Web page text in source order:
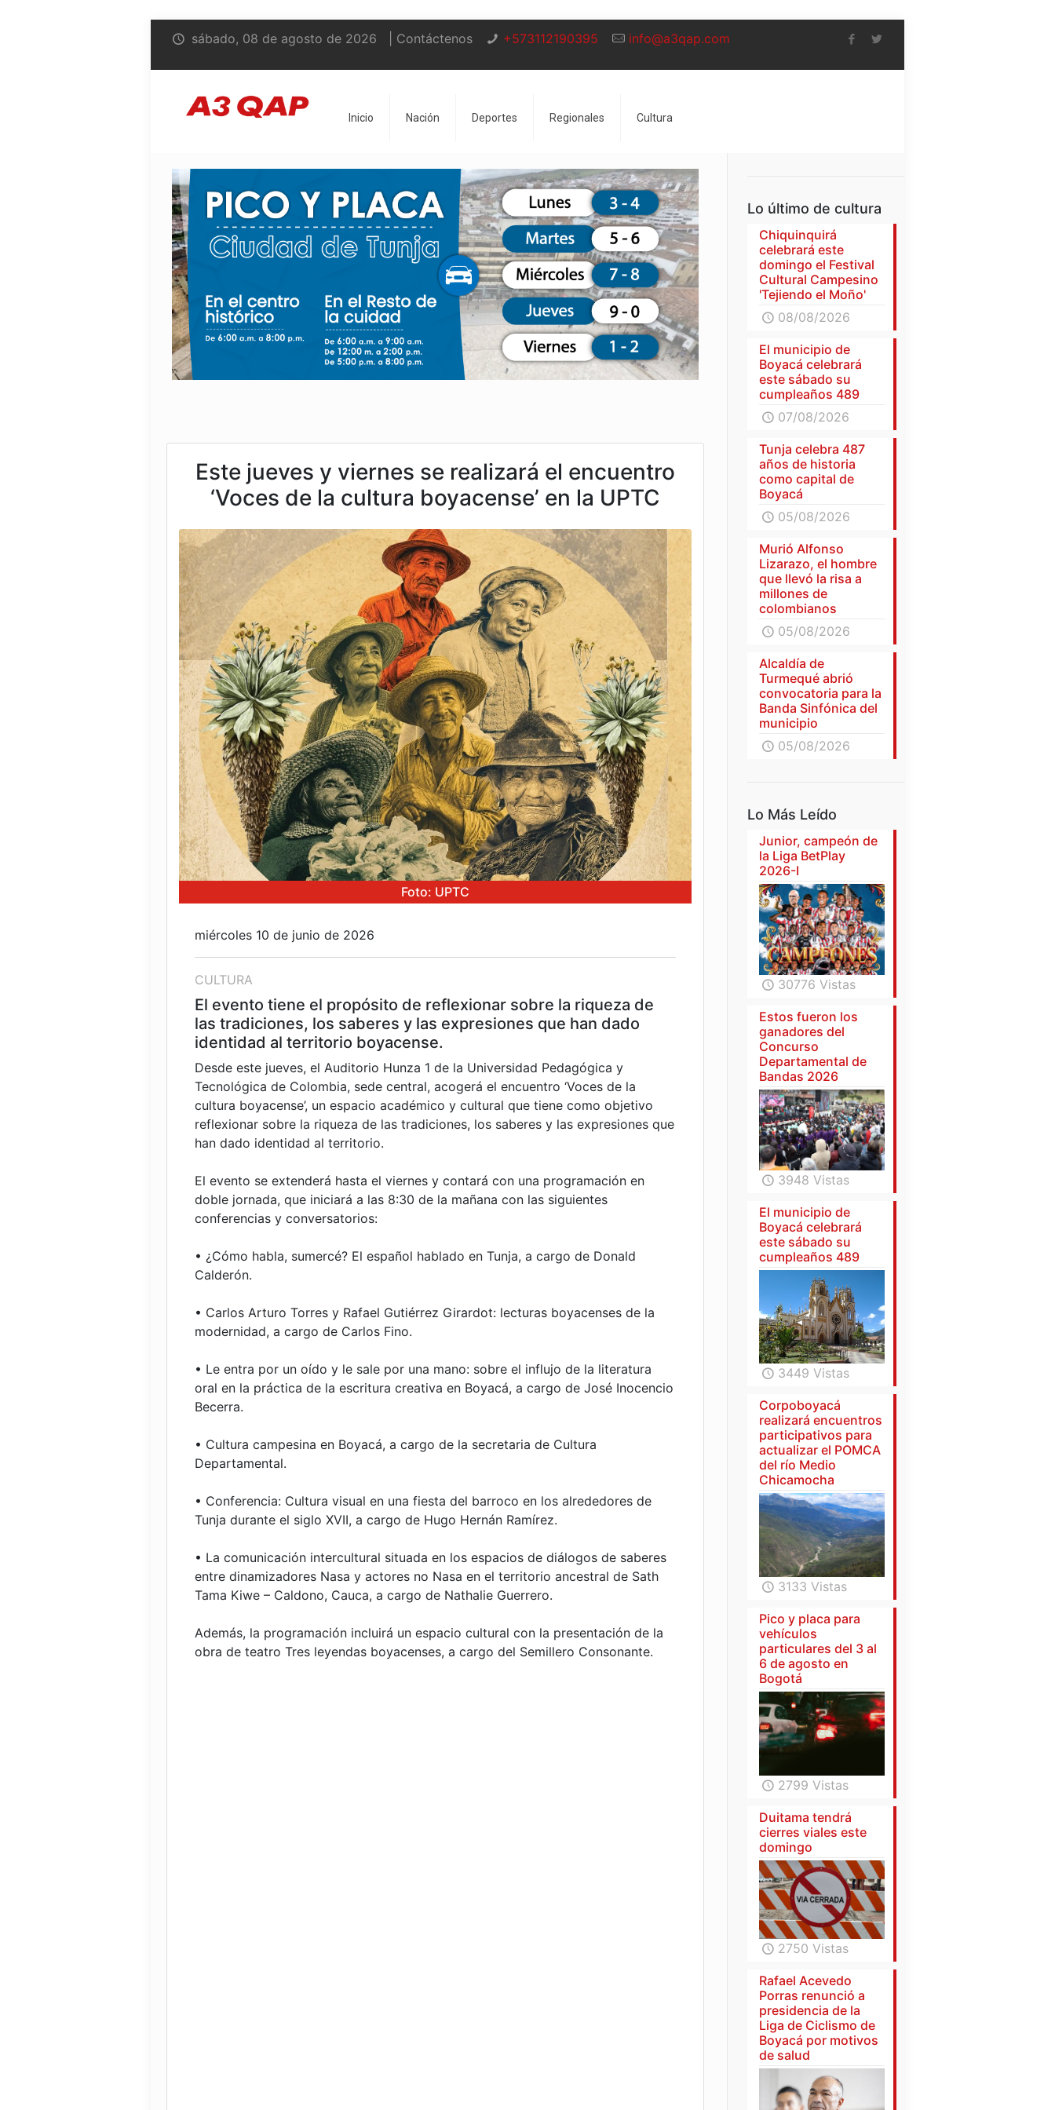
sábado, 08 de agosto de 2026 | Contáctenos +573112190395 info@a3qap.com
Inicio Nación Deportes Regionales Cultura
Este jueves y viernes se realizará el encuentro
‘Voces de la cultura boyacense’ en la UPTC
Foto: UPTC
miércoles 10 de junio de 2026
CULTURA
El evento tiene el propósito de reflexionar sobre la riqueza de
las tradiciones, los saberes y las expresiones que han dado
identidad al territorio boyacense.
Desde este jueves, el Auditorio Hunza 1 de la Universidad Pedagógica y
Tecnológica de Colombia, sede central, acogerá el encuentro ‘Voces de la
cultura boyacense’, un espacio académico y cultural que tiene como objetivo
reflexionar sobre la riqueza de las tradiciones, los saberes y las expresiones que
han dado identidad al territorio.
El evento se extenderá hasta el viernes y contará con una programación en
doble jornada, que iniciará a las 8:30 de la mañana con las siguientes
conferencias y conversatorios:
• ¿Cómo habla, sumercé? El español hablado en Tunja, a cargo de Donald
Calderón.
• Carlos Arturo Torres y Rafael Gutiérrez Girardot: lecturas boyacenses de la
modernidad, a cargo de Carlos Fino.
• Le entra por un oído y le sale por una mano: sobre el influjo de la literatura
oral en la práctica de la escritura creativa en Boyacá, a cargo de José Inocencio
Becerra.
• Cultura campesina en Boyacá, a cargo de la secretaria de Cultura
Departamental.
• Conferencia: Cultura visual en una fiesta del barroco en los alrededores de
Tunja durante el siglo XVII, a cargo de Hugo Hernán Ramírez.
• La comunicación intercultural situada en los espacios de diálogos de saberes
entre dinamizadores Nasa y actores no Nasa en el territorio ancestral de Sath
Tama Kiwe – Caldono, Cauca, a cargo de Nathalie Guerrero.
Además, la programación incluirá un espacio cultural con la presentación de la
obra de teatro Tres leyendas boyacenses, a cargo del Semillero Consonante.
Lo último de cultura
Chiquinquirá
celebrará este
domingo el Festival
Cultural Campesino
'Tejiendo el Moño'
08/08/2026
El municipio de
Boyacá celebrará
este sábado su
cumpleaños 489
07/08/2026
Tunja celebra 487
años de historia
como capital de
Boyacá
05/08/2026
Murió Alfonso
Lizarazo, el hombre
que llevó la risa a
millones de
colombianos
05/08/2026
Alcaldía de
Turmequé abrió
convocatoria para la
Banda Sinfónica del
municipio
05/08/2026
Lo Más Leído
Junior, campeón de
la Liga BetPlay
2026-I
30776 Vistas
Estos fueron los
ganadores del
Concurso
Departamental de
Bandas 2026
3948 Vistas
El municipio de
Boyacá celebrará
este sábado su
cumpleaños 489
3449 Vistas
Corpoboyacá
realizará encuentros
participativos para
actualizar el POMCA
del río Medio
Chicamocha
3133 Vistas
Pico y placa para
vehículos
particulares del 3 al
6 de agosto en
Bogotá
2799 Vistas
Duitama tendrá
cierres viales este
domingo
2750 Vistas
Rafael Acevedo
Porras renunció a
presidencia de la
Liga de Ciclismo de
Boyacá por motivos
de salud